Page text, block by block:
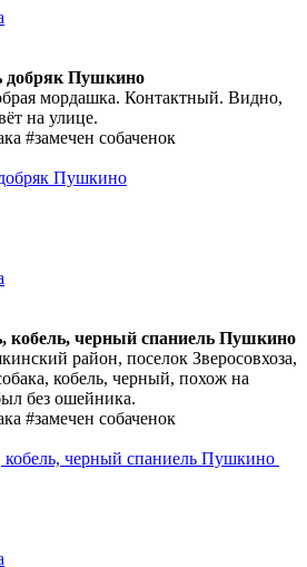
добряк Пушкино
мордашка. Контактный. Видно,
на улице.
#замечен собаченок
Пушкино
кобель, черный спаниель Пушкино
район, поселок Зверосовхоза,
кобель, черный, похож на
без ошейника.
#замечен собаченок
кобель, черный спаниель Пушкино